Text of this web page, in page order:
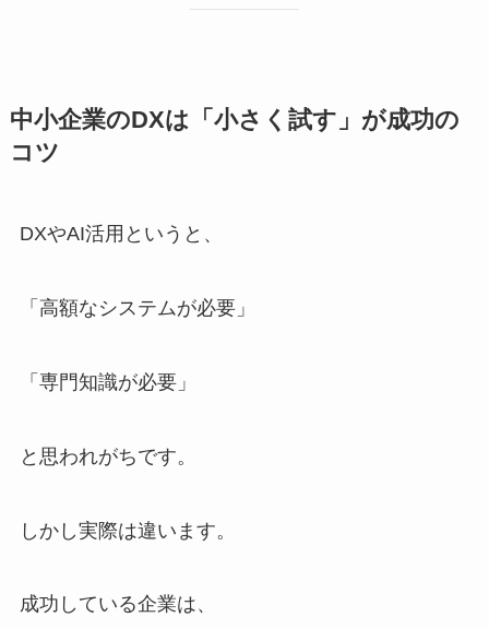
中小企業のDXは「小さく試す」が成功の
コツ
DXやAI活用というと、
「高額なシステムが必要」
「専門知識が必要」
と思われがちです。
しかし実際は違います。
成功している企業は、